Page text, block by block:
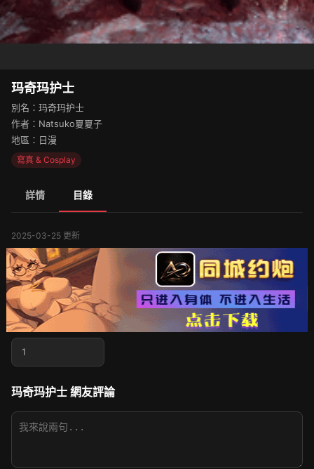
玛奇玛护士
別名：玛奇玛护士
作者：Natsuko夏夏子
地區：日漫
寫真 & Cosplay
詳情 目錄
2025-03-25 更新
1
玛奇玛护士 網友評論